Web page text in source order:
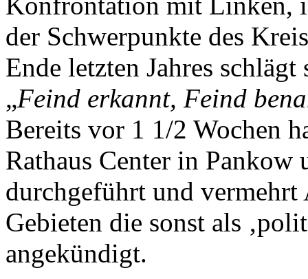
der Schwerpunkte des
Ende letzten Jahres
„Feind erkannt, Feind
Bereits vor 1 1/2 Wochen
Rathaus Center in Pankow
durchgeführt und vermehrt
Gebieten die sonst als
angekündigt.